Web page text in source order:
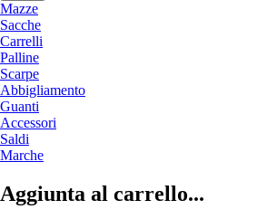
Mazze
Sacche
Carrelli
Palline
Scarpe
Abbigliamento
Guanti
Accessori
Saldi
Marche
Aggiunta al carrello...